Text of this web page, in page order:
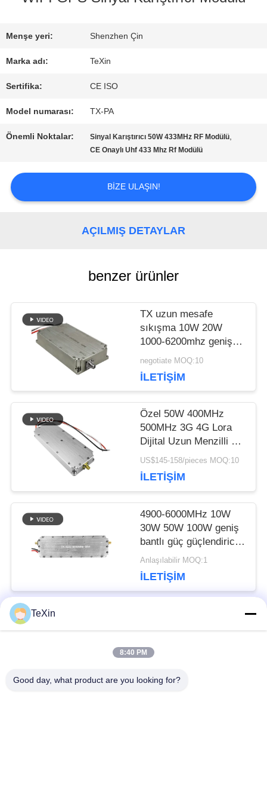
KALITE
KONTROL
BIZE
ULAŞIN
HABERLER
SITE
HARITASI
PRIVACY
POLICY
Menşe yeri: Shenzhen Çin
Marka adı: TeXin
Sertifika: CE ISO
Model numarası: TX-PA
Önemli Noktalar: Sinyal Karıştırıcı 50W 433MHz RF Modülü,
CE Onaylı Uhf 433 Mhz Rf Modülü
BIZE ULAŞIN!
AÇILMIŞ DETAYLAR
benzer ürünler
TX uzun mesafe
sıkışma 10W 20W
1000-6200mhz geniş
bant drone karşıtı güç
amplifikatör modülü
(hükümet için)
negotiate MOQ:10
İLETIŞIM
Özel 50W 400MHz
500MHz 3G 4G Lora
Dijital Uzun Menzilli RF
amplifikatörü anti drone
modülü Saklayıcı
sistemi
US$145-158/pieces MOQ:10
İLETIŞIM
4900-6000MHz 10W
30W 50W 100W geniş
bantlı güç güçlendirici
RF modülü
Anlaşılabilir MOQ:1
İLETIŞIM
Popüler Kategoriler Tüm
Sinyal karıştırıcı
Drone sakatlama
TeXin
8:40 PM
Good day, what product are you looking for?